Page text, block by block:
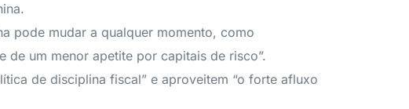
pode mudar a qualquer momento, como
de um menor apetite por capitais de risco”.
de disciplina fiscal” e aproveitem “o forte afluxo